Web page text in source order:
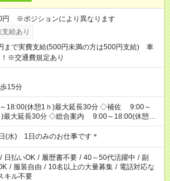
円 ※ポジションにより異なります
給あり
まで実費支給(500円未満の方は500円支給) 車
※交通費規定あり
15分
休憩1ｈ)最大延長30分 ◇補佐 9:00～
)最大延長30分 ◇総合案内 9:00～18:00(休憩1
分 ◇誘導(建物内) 9:00～18:00(休憩1ｈ)最大延
高崎駅 ) 9:30～12:30(休憩なし)最大延長30分 ◇
照
(水) 1日のみのお仕事です＊
/ 日払いOK / 履歴書不要 / 40～50代活躍中 / 副
/ 服装自由 / 10名以上の大量募集 / 電話対応な
キル不要